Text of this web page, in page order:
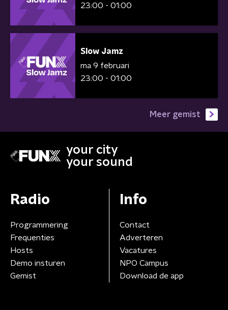
23:00 - 01:00
Slow Jamz
ma 9 februari
23:00 - 01:00
Meer gemist
your city
your sound
Radio
Programmering
Frequenties
Hosts
Demo insturen
Gemist
Info
Contact
Adverteren
Vacatures
NPO Campus
Download de app